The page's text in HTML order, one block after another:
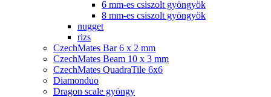
6 mm-es csiszolt gyöngyök
8 mm-es csiszolt gyöngyök
nugget
rizs
CzechMates Bar 6 x 2 mm
CzechMates Beam 10 x 3 mm
CzechMates QuadraTile 6x6
Diamonduo
Dragon scale gyöngy